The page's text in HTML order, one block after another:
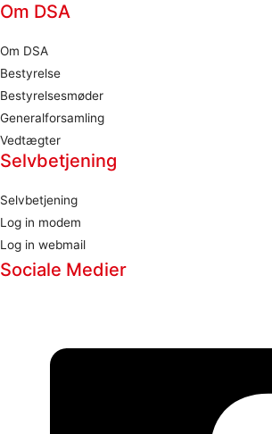
Om DSA
Om DSA
Bestyrelse
Bestyrelsesmøder
Generalforsamling
Vedtægter
Selvbetjening
Selvbetjening
Log in modem
Log in webmail
Sociale Medier